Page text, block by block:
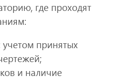
где проходят
учетом принятых
и наличие